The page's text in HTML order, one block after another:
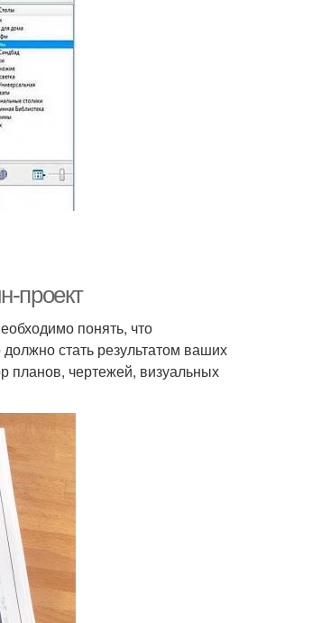
проект
понять, что
стать результатом ваших
планов, чертежей, визуальных